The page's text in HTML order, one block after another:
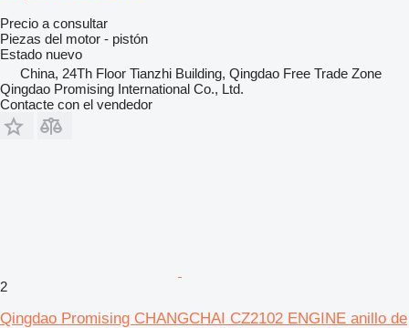
Precio a consultar
Piezas del motor - pistón
Estado nuevo
China, 24Th Floor Tianzhi Building, Qingdao Free Trade Zone
Qingdao Promising International Co., Ltd.
Contacte con el vendedor
2
Qingdao Promising CHANGCHAI CZ2102 ENGINE anillo de